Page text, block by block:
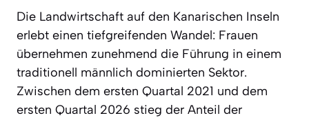
Die Landwirtschaft auf den Kanarischen Inseln
erlebt einen tiefgreifenden Wandel: Frauen
übernehmen zunehmend die Führung in einem
traditionell männlich dominierten Sektor.
Zwischen dem ersten Quartal 2021 und dem
ersten Quartal 2026 stieg der Anteil der